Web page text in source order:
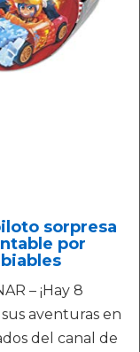
sorpresa
por
– ¡Hay 8
aventuras en
del canal de